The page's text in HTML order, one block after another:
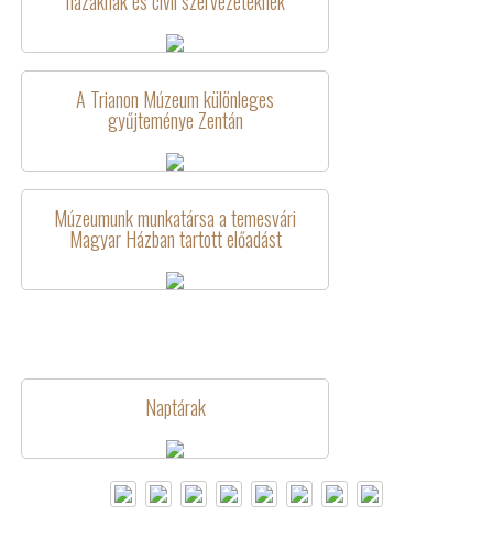
A Trianon Múzeum különleges
gyűjteménye Zentán
Múzeumunk munkatársa a temesvári
Magyar Házban tartott előadást
Naptárak